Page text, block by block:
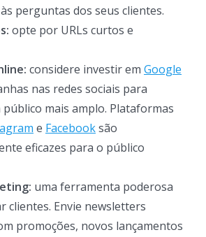
perguntas dos seus clientes.
opte por URLs curtos e
considere investir em Google
nas redes sociais para
público mais amplo. Plataformas
e Facebooksão
eficazes para o público
uma ferramenta poderosa
clientes. Envie newsletters
promoções, novos lançamentos